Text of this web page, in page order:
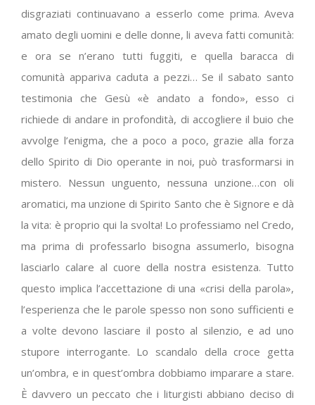
disgraziati continuavano a esserlo come prima. Aveva
amato degli uomini e delle donne, li aveva fatti comunità:
e ora se n’erano tutti fuggiti, e quella baracca di
comunità appariva caduta a pezzi… Se il sabato santo
testimonia che Gesù «è andato a fondo», esso ci
richiede di andare in profondità, di accogliere il buio che
avvolge l’enigma, che a poco a poco, grazie alla forza
dello Spirito di Dio operante in noi, può trasformarsi in
mistero. Nessun unguento, nessuna unzione…con oli
aromatici, ma unzione di Spirito Santo che è Signore e dà
la vita: è proprio qui la svolta! Lo professiamo nel Credo,
ma prima di professarlo bisogna assumerlo, bisogna
lasciarlo calare al cuore della nostra esistenza. Tutto
questo implica l’accettazione di una «crisi della parola»,
l’esperienza che le parole spesso non sono sufficienti e
a volte devono lasciare il posto al silenzio, e ad uno
stupore interrogante. Lo scandalo della croce getta
un’ombra, e in quest’ombra dobbiamo imparare a stare.
È davvero un peccato che i liturgisti abbiano deciso di